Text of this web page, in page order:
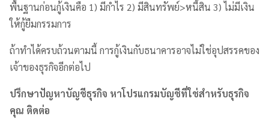
พื้นฐานก่อนกู้เงินคือ 1) มีกำไร 2) มีสินทรัพย์>หนี้สิน 3) ไม่มีเงิน
ให้กู้ยืมกรรมการ
ถ้าทำได้ครบถ้วนตามนี้ การกู้เงินกับธนาคารอาจไม่ใช่อุปสรรคของ
เจ้าของธุรกิจอีกต่อไป
ปรึกษาปัญหาบัญชีธุรกิจ หาโปรแกรมบัญชีที่ใช่สำหรับธุรกิจ
คุณ ติดต่อ